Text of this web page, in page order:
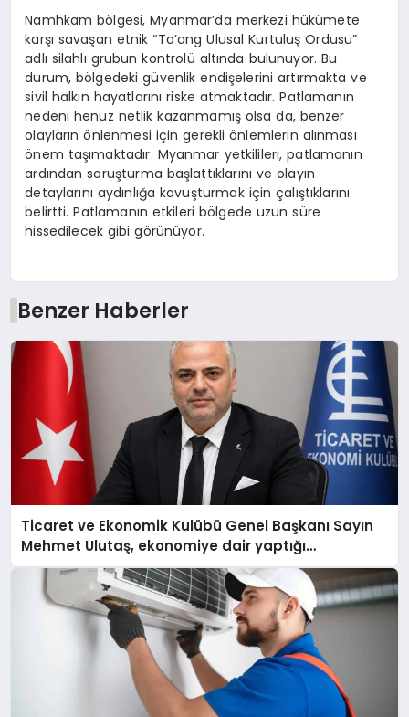
Namhkam bölgesi, Myanmar’da merkezi hükümete
karşı savaşan etnik “Ta’ang Ulusal Kurtuluş Ordusu”
adlı silahlı grubun kontrolü altında bulunuyor. Bu
durum, bölgedeki güvenlik endişelerini artırmakta ve
sivil halkın hayatlarını riske atmaktadır. Patlamanın
nedeni henüz netlik kazanmamış olsa da, benzer
olayların önlenmesi için gerekli önlemlerin alınması
önem taşımaktadır. Myanmar yetkilileri, patlamanın
ardından soruşturma başlattıklarını ve olayın
detaylarını aydınlığa kavuşturmak için çalıştıklarını
belirtti. Patlamanın etkileri bölgede uzun süre
hissedilecek gibi görünüyor.
Benzer Haberler
Ticaret ve Ekonomik Kulübü Genel Başkanı Sayın
Mehmet Ulutaş, ekonomiye dair yaptığı
açıklamada şunları kaydetti: